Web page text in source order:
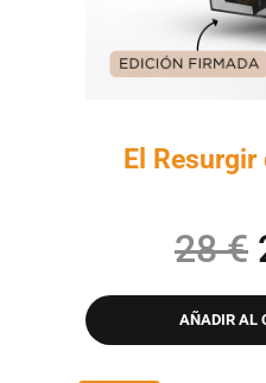
El
28€
AÑADIR AL